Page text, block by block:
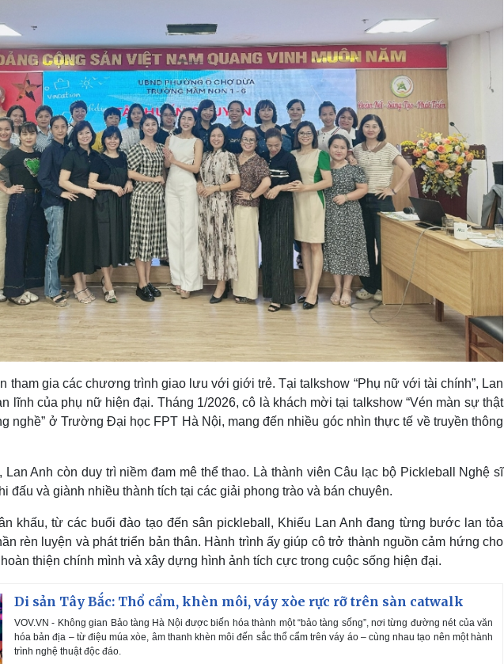
tham gia các chương trình giao lưu với giới trẻ. Tại talkshow “Phụ nữ với tài chính”, Lan
lĩnh của phụ nữ hiện đại. Tháng 1/2026, cô là khách mời tại talkshow “Vén màn sự thật
nghề” ở Trường Đại học FPT Hà Nội, mang đến nhiều góc nhìn thực tế về truyền thông
Lan Anh còn duy trì niềm đam mê thể thao. Là thành viên Câu lạc bộ Pickleball Nghệ sĩ
đấu và giành nhiều thành tích tại các giải phong trào và bán chuyên.
khấu, từ các buổi đào tạo đến sân pickleball, Khiếu Lan Anh đang từng bước lan tỏa
rèn luyện và phát triển bản thân. Hành trình ấy giúp cô trở thành nguồn cảm hứng cho
thiện chính mình và xây dựng hình ảnh tích cực trong cuộc sống hiện đại.
Di sản Tây Bắc: Thổ cẩm, khèn môi, váy xòe rực rỡ trên sàn catwalk
VOV.VN - Không gian Bảo tàng Hà Nội được biến hóa thành một “bảo tàng sống”, nơi từng đường nét của văn
hóa bản địa – từ điệu múa xòe, âm thanh khèn môi đến sắc thổ cẩm trên váy áo – cùng nhau tạo nên một hành
trình nghệ thuật độc đáo.